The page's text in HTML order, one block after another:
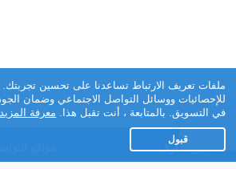
تطبيق تعارف
ملفات تعريف الارتباط تساعدنا على تحسين تجربتك.
للإحصائيات ووسائل التواصل الاجتماعي وضمان
في التسويق. بالمتابعة ، أنت تقبل هذا. معرفة المزيد
قبول